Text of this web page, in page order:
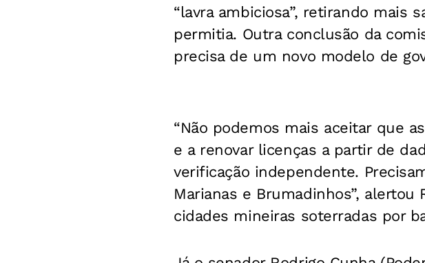
“lavra ambiciosa”, retirando mais
permitia. Outra conclusão da
precisa de um novo modelo de
“Não podemos mais aceitar que
e a renovar licenças a partir de
verificação independente.
Marianas e Brumadinhos”,
cidades mineiras soterradas por